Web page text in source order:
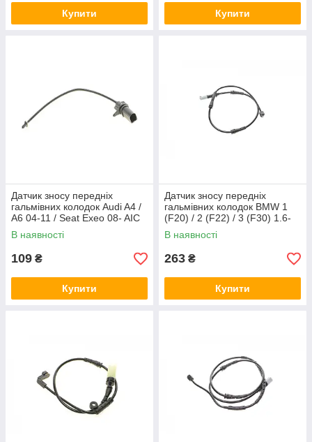
Купити Купити
Датчик зносу передніх
гальмівних колодок Audi A4 /
A6 04-11 / Seat Exeo 08- AIC
57364
В наявності
109 ₴
Купити
Датчик зносу передніх
гальмівних колодок BMW 1
(F20) / 2 (F22) / 3 (F30) 1.6-
4.0 10- AIC 57358
В наявності
263 ₴
Купити